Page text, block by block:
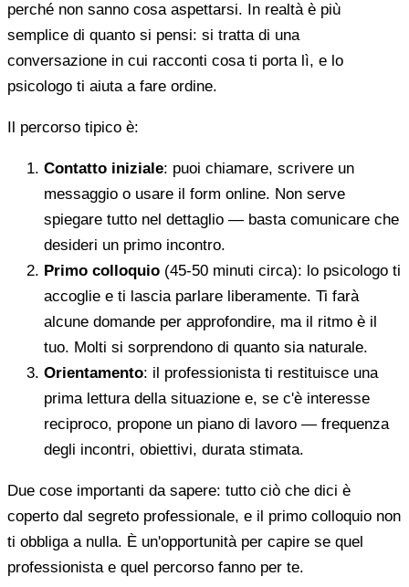
perché non sanno cosa aspettarsi. In realtà è più
semplice di quanto si pensi: si tratta di una
conversazione in cui racconti cosa ti porta lì, e lo
psicologo ti aiuta a fare ordine.
Il percorso tipico è:
Contatto iniziale: puoi chiamare, scrivere un
messaggio o usare il form online. Non serve
spiegare tutto nel dettaglio — basta comunicare che
desideri un primo incontro.
Primo colloquio (45-50 minuti circa): lo psicologo ti
accoglie e ti lascia parlare liberamente. Ti farà
alcune domande per approfondire, ma il ritmo è il
tuo. Molti si sorprendono di quanto sia naturale.
Orientamento: il professionista ti restituisce una
prima lettura della situazione e, se c'è interesse
reciproco, propone un piano di lavoro — frequenza
degli incontri, obiettivi, durata stimata.
Due cose importanti da sapere: tutto ciò che dici è
coperto dal segreto professionale, e il primo colloquio non
ti obbliga a nulla. È un'opportunità per capire se quel
professionista e quel percorso fanno per te.